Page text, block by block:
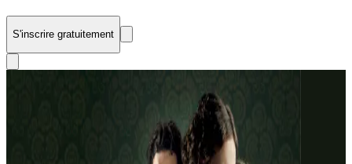
S'inscrire gratuitement